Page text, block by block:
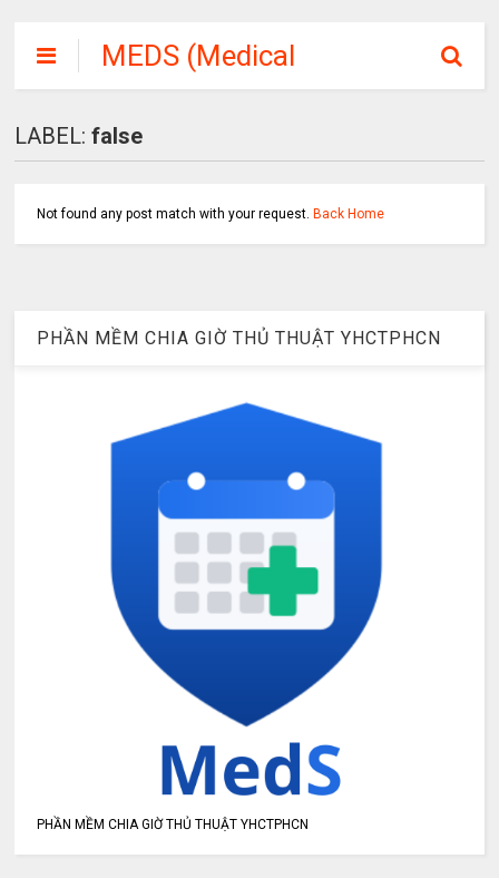
MEDS (Medical
Student or
Medicine Soft)
LABEL:false
Not found any post match with your request. Back Home
PHẦN MỀM CHIA GIỜ THỦ THUẬT YHCTPHCN
PHẦN MỀM CHIA GIỜ THỦ THUẬT YHCTPHCN